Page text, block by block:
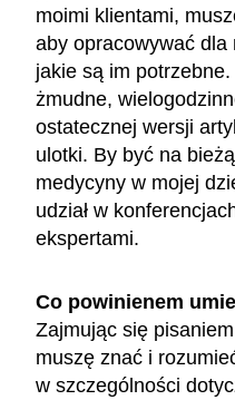
moimi klientami,
aby opracowywać dla
jakie są im
żmudne,
ostatecznej wersji
ulotki. By być na
medycyny w mojej
udział w
ekspertami.
Co powinienem
Zajmując się
muszę znać i
w szczególności